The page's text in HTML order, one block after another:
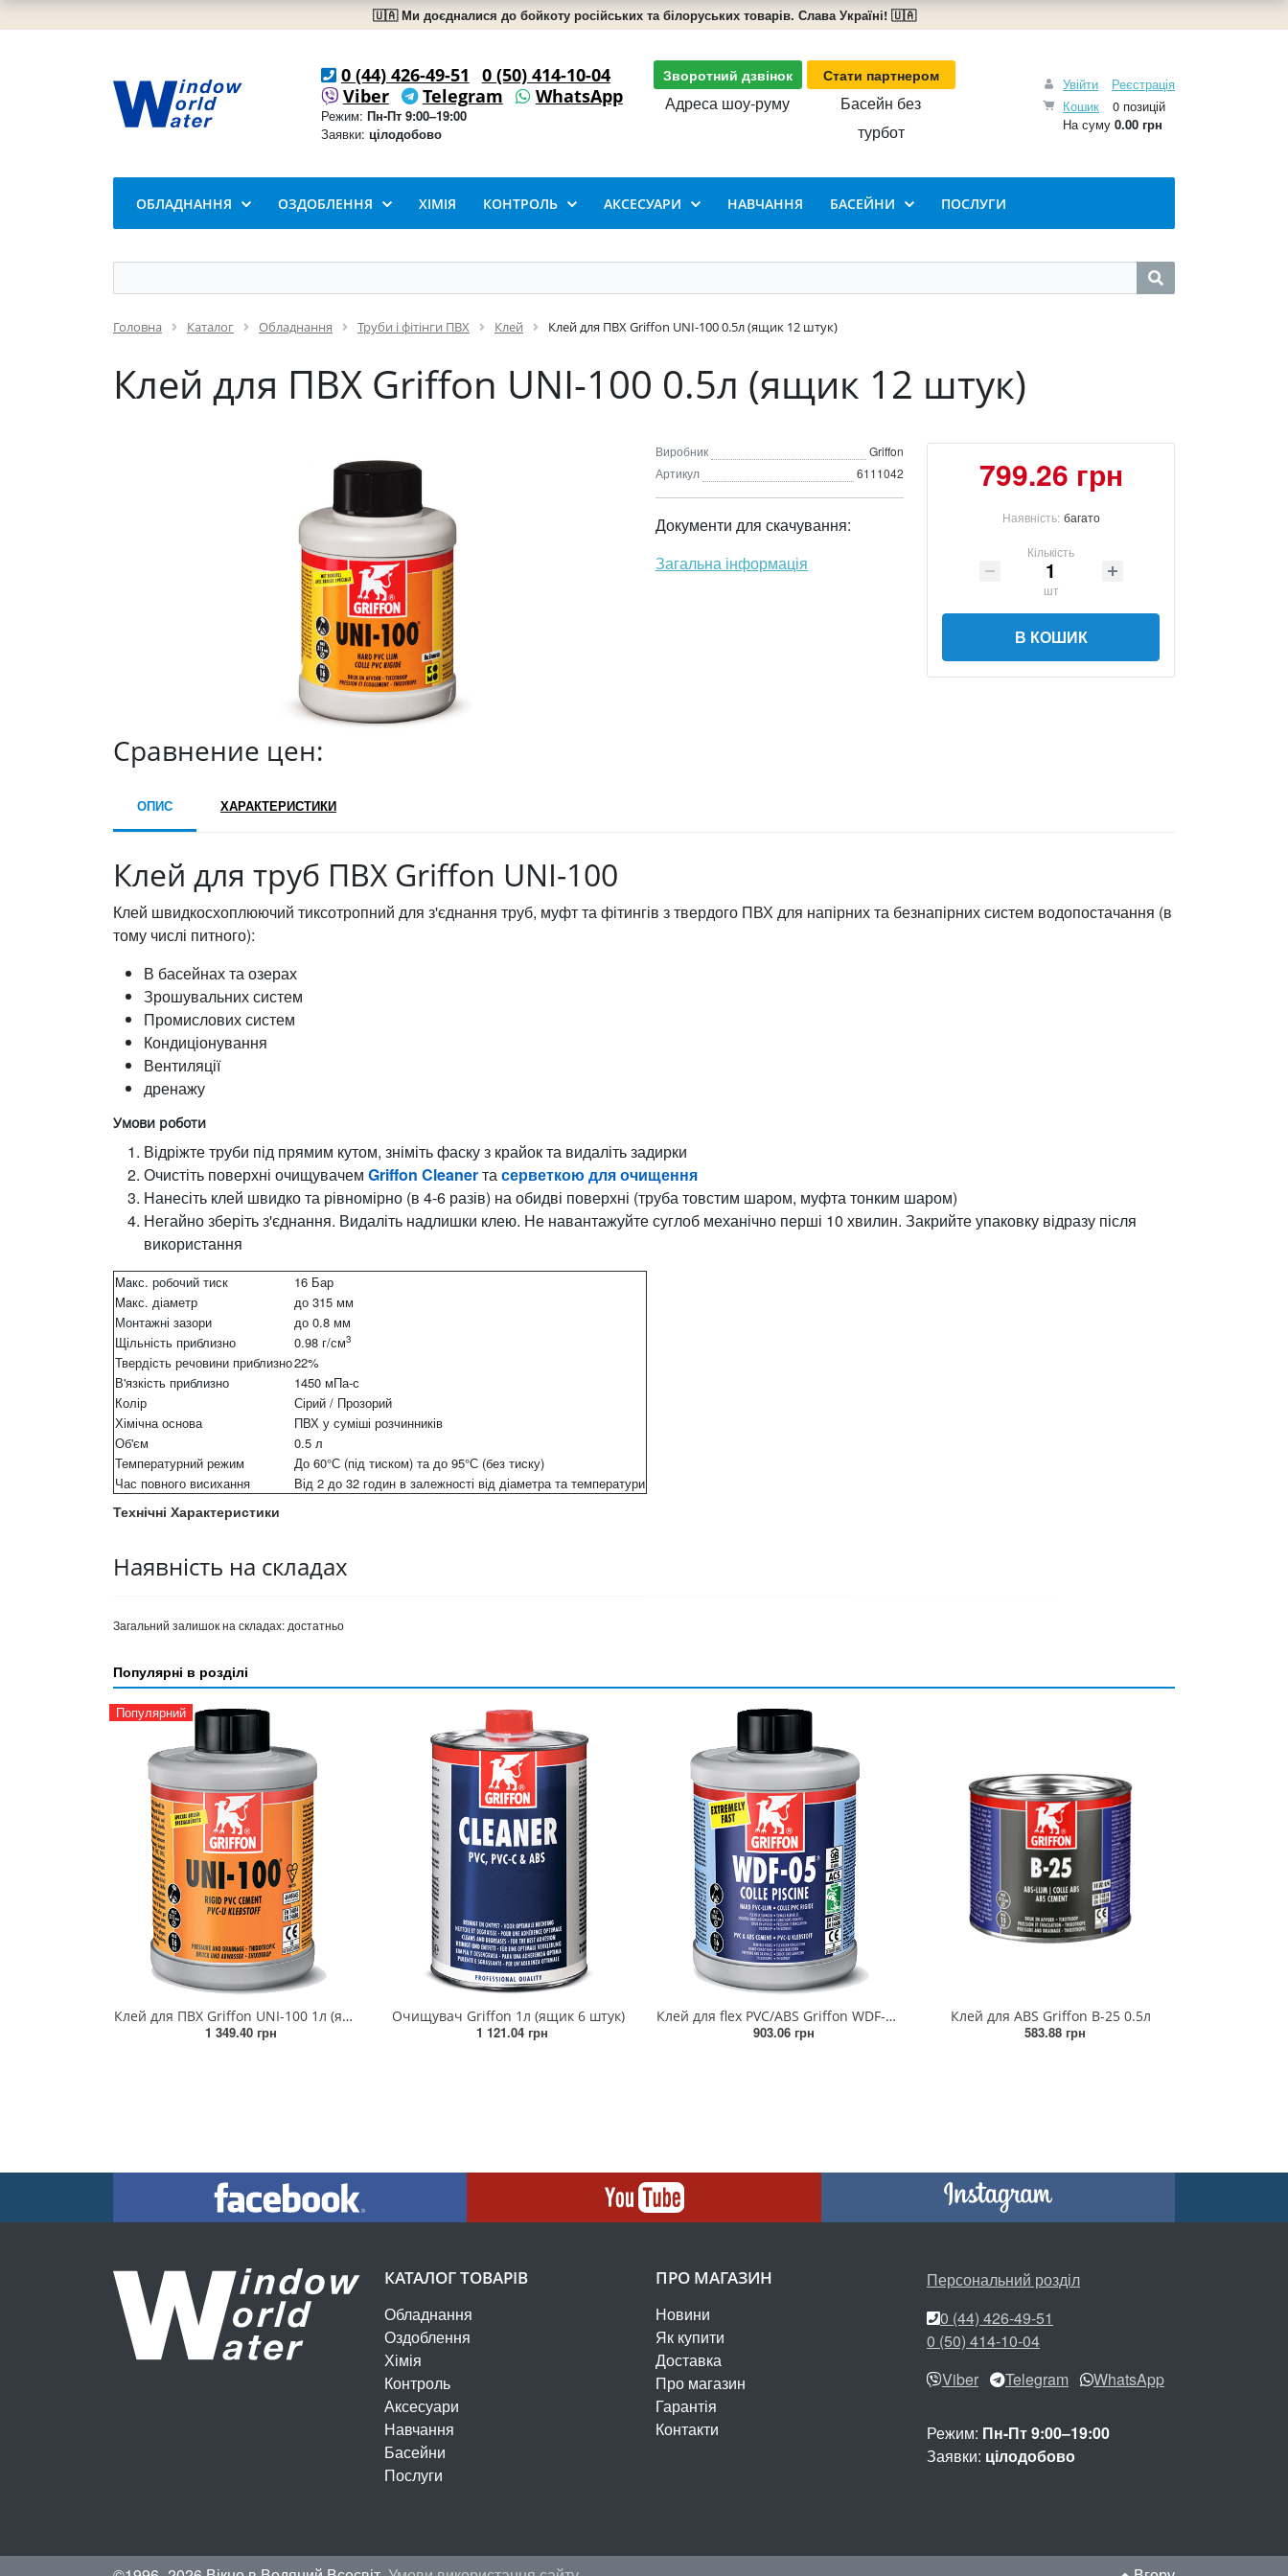
🇺🇦 Ми доєдналися до бойкоту російських та білоруських товарів. Слава Україні! 🇺🇦
Увійти
Реєстрація
Кошик
0 позицій
На суму 0.00 грн
0 (44) 426-49-51
0 (50) 414-10-04
Viber
Telegram WhatsApp
Режим: Пн-Пт 9:00–19:00
Заявки: цілодобово
Зворотний дзвінок Стати партнером
Адреса шоу-руму
Басейн без
турбот
ОБЛАДНАННЯ ОЗДОБЛЕННЯ ХІМІЯ КОНТРОЛЬ АКСЕСУАРИ НАВЧАННЯ БАСЕЙНИ ПОСЛУГИ
Головна Каталог Обладнання Труби і фітінги ПВХ Клей Клей для ПВХ Griffon UNI-100 0.5л (ящик 12 штук)
Клей для ПВХ Griffon UNI-100 0.5л (ящик 12 штук)
Виробник
Griffon
Артикул
6111042
Документи для скачування:
Загальна інформація
799.26 грн
Наявність: багато
Кількість
шт
В КОШИК
Сравнение цен:
ОПИС ХАРАКТЕРИСТИКИ
Клей для труб ПВХ Griffon UNI-100
Клей швидкосхоплюючий тиксотропний для з'єднання труб, муфт та фітингів з твердого ПВХ для напірних та безнапірних систем водопостачання (в
тому числі питного):
В басейнах та озерах
Зрошувальних систем
Промислових систем
Кондиціонування
Вентиляції
дренажу
Умови роботи
Відріжте труби під прямим кутом, зніміть фаску з крайок та видаліть задирки
Очистіть поверхні очищувачем Griffon Cleanerтасерветкою для очищення
Нанесіть клей швидко та рівномірно (в 4-6 разів) на обидві поверхні (труба товстим шаром, муфта тонким шаром)
Негайно зберіть з'єднання. Видаліть надлишки клею. Не навантажуйте суглоб механічно перші 10 хвилин. Закрийте упаковку відразу після
використання
Технічні Характеристики
Maкс. робочий тиск
16 Бар
Maкс. діаметр
до 315 мм
Монтажні зазори
до 0.8 мм
Щільність приблизно
0.98 г/см3
Твердість речовини приблизно22%
В'язкість приблизно
1450 мПа-с
Колір
Сірий / Прозорий
Хімічна основа
ПВХ у суміші розчинників
Об'єм
0.5 л
Температурний режим
До 60°С (під тиском) та до 95°С (без тиску)
Час повного висихання
Від 2 до 32 годин в залежності від діаметра та температури
Наявність на складах
Загальний залишок на складах: достатньо
Популярні в розділі
Популярний
Клей для ПВХ Griffon UNI-100 1л (ящик 8 штук)
1 349.40 грн
Очищувач Griffon 1л (ящик 6 штук)
1 121.04 грн
Клей для flex PVC/ABS Griffon WDF-05 0.5л (ящик 12 штук)
903.06 грн
Клей для ABS Griffon B-25 0.5л
583.88 грн
КАТАЛОГ ТОВАРІВ
Обладнання
Оздоблення
Хімія
Контроль
Аксесуари
Навчання
Басейни
Послуги
ПРО МАГАЗИН
Новини
Як купити
Доставка
Про магазин
Гарантія
Контакти
Персональний розділ
0 (44) 426-49-51
0 (50) 414-10-04
Viber
Telegram WhatsApp
Режим: Пн-Пт 9:00–19:00
Заявки: цілодобово